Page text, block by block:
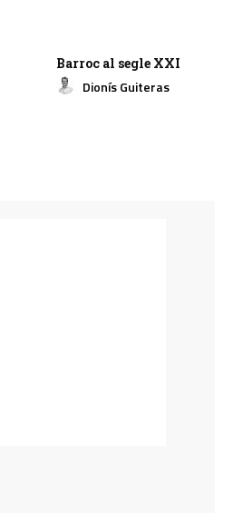
Barroc al segle XXI
Dionís Guiteras